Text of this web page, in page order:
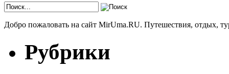
Добро пожаловать на сайт MirUma.RU. Путешествия, отдых,
Рубрики